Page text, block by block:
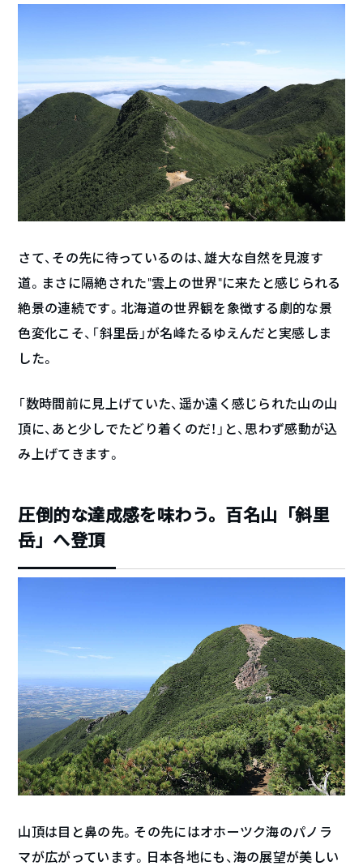
さて、その先に待っているのは、雄大な自然を見渡す
道。まさに隔絶された”雲上の世界”に来たと感じられる
絶景の連続です。北海道の世界観を象徴する劇的な景
色変化こそ、「斜里岳」が名峰たるゆえんだと実感しま
した。
「数時間前に見上げていた、遥か遠く感じられた山の山
頂に、あと少しでたどり着くのだ！」と、思わず感動が込
み上げてきます。
圧倒的な達成感を味わう。百名山「斜里
岳」へ登頂
山頂は目と鼻の先。その先にはオホーツク海のパノラ
マが広がっています。日本各地にも、海の展望が美しい